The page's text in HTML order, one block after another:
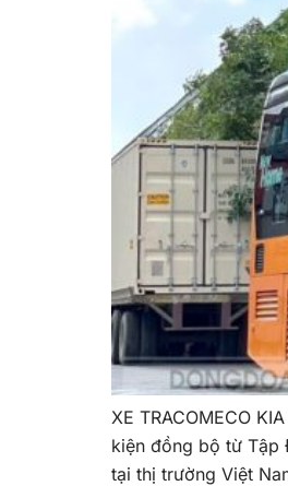
XE TRACOMECO
kiện đồng bộ từ Tập
tại thị trường Việt